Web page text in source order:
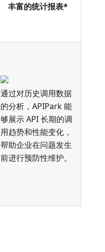
丰富的统计报表*
通过对历史调用数据
的分析，APIPark 能
够展示 API 长期的调
用趋势和性能变化，
帮助企业在问题发生
前进行预防性维护。